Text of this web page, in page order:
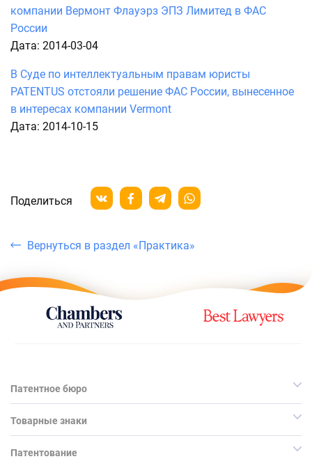
компании Вермонт Флауэрз ЭПЗ Лимитед в ФАС
России
Дата: 2014-03-04
В Суде по интеллектуальным правам юристы
PATENTUS отстояли решение ФАС России, вынесенное
в интересах компании Vermont
Дата: 2014-10-15
Поделиться
Вернуться в раздел «Практика»
Патентное бюро
Товарные знаки
Патентование